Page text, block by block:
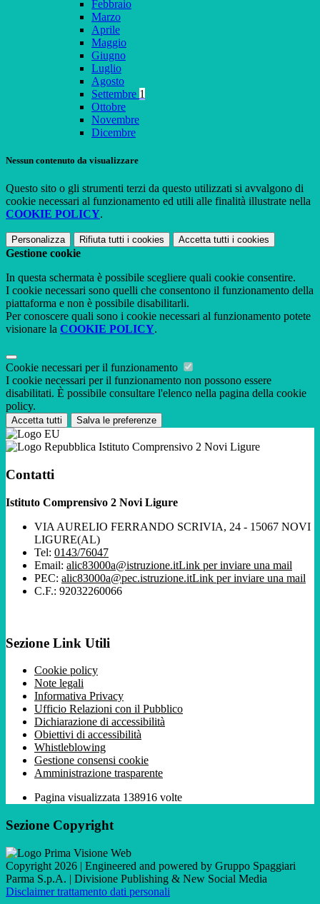
Febbraio
Marzo
Aprile
Maggio
Giugno
Luglio
Agosto
Settembre 1
Ottobre
Novembre
Dicembre
Nessun contenuto da visualizzare
Questo sito o gli strumenti terzi da questo utilizzati si avvalgono di
cookie necessari al funzionamento ed utili alle finalità illustrate nella
COOKIE POLICY.
Personalizza Rifiuta tutti i cookies Accetta tutti i cookies
Gestione cookie
In questa schermata è possibile scegliere quali cookie consentire.
I cookie necessari sono quelli che consentono il funzionamento della
piattaforma e non è possibile disabilitarli.
Per conoscere quali sono i cookie necessari al funzionamento potete
visionare la COOKIE POLICY.
Cookie necessari per il funzionamento
I cookie necessari per il funzionamento non possono essere
disabilitati. È possibile consultare l'elenco nella pagina della cookie
policy.
Accetta tutti Salva le preferenze
Istituto Comprensivo 2 Novi Ligure
Contatti
Istituto Comprensivo 2 Novi Ligure
VIA AURELIO FERRANDO SCRIVIA, 24 - 15067 NOVI
LIGURE(AL)
Tel: 0143/76047
Email: alic83000a@istruzione.itLink per inviare una mail
PEC: alic83000a@pec.istruzione.itLink per inviare una mail
C.F.: 92032260066
Sezione Link Utili
Cookie policy
Note legali
Informativa Privacy
Ufficio Relazioni con il Pubblico
Dichiarazione di accessibilità
Obiettivi di accessibilità
Whistleblowing
Gestione consensi cookie
Amministrazione trasparente
Pagina visualizzata 138916 volte
Sezione Copyright
Copyright 2026 | Engineered and powered by Gruppo Spaggiari
Parma S.p.A. | Divisione Publishing & New Social Media
Disclaimer trattamento dati personali